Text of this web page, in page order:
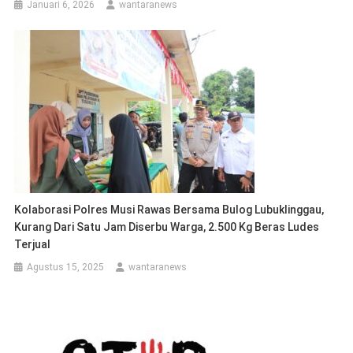
Januari 6, 2026 wantaranews
Kolaborasi Polres Musi Rawas Bersama Bulog Lubuklinggau,
Kurang Dari Satu Jam Diserbu Warga, 2.500 Kg Beras Ludes
Terjual
Agustus 15, 2025 wantaranews